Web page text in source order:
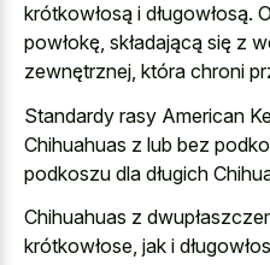
krótkowłosą i długowłosą.
powłokę, składającą się z
zewnętrznej, która chroni
Standardy rasy American
Chihuahuas z lub bez
podkoszu dla długich
Chihuahuas z
krótkowłose, jak i